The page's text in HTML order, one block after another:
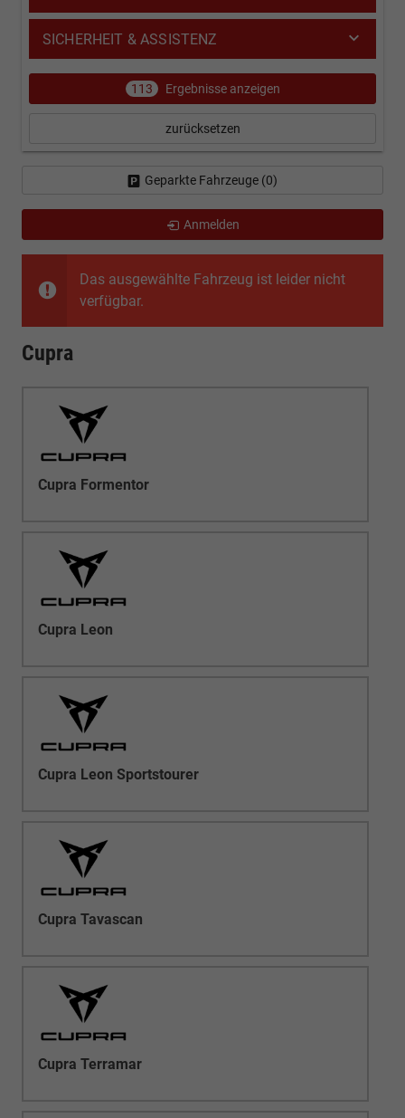
Das ausgewählte Fahrzeug ist leider nicht
verfügbar.
Cupra
Cupra Formentor
Cupra Leon
Cupra Leon Sportstourer
Cupra Tavascan
Cupra Terramar
SICHERHEIT & ASSISTENZ
113 Ergebnisse anzeigen
zurücksetzen
Geparkte Fahrzeuge (0)
Anmelden